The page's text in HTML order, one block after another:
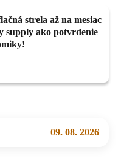
strela až na mesiac
supply ako potvrdenie
09. 08. 2026